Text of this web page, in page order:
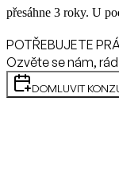
přesáhne 3 roky. U
POTŘEBUJETE
Ozvěte se nám,
DOMLUVIT